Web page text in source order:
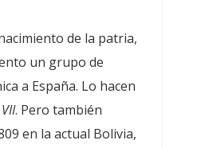
de la patria,
un grupo de
a España. Lo hacen
. Pero también
en la actual Bolivia,